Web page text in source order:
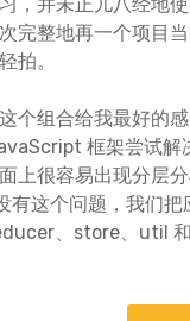
完整地再一个项目当
拍。
个组合给我最好的
框架尝试解
上很容易出现分层
有这个问题，我们
、store、util